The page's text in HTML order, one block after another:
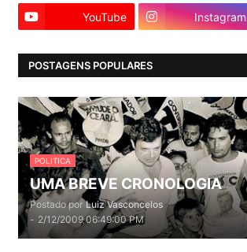
YouTube Instagram
POSTAGENS POPULARES
POLITICA
UMA BREVE CRONOLOGIA
Postado por Luiz Vasconcelos
- 2/12/2009 06:49:00 PM